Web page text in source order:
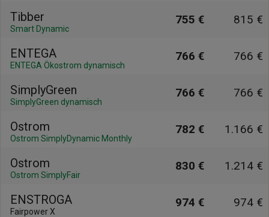
Tibber
Smart Dynamic
755 € 815 €
ENTEGA
ENTEGA Ökostrom dynamisch
766 € 766 €
SimplyGreen
SimplyGreen dynamisch
766 € 766 €
Ostrom
Ostrom SimplyDynamic Monthly
782 € 1.166 €
Ostrom
Ostrom SimplyFair
830 € 1.214 €
ENSTROGA
Fairpower X
974 € 974 €